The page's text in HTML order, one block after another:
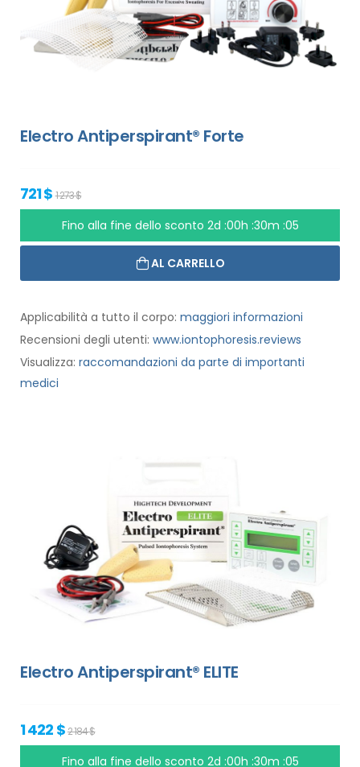
Electro Antiperspirant® Forte
721 $1 273 $
Fino alla fine dello sconto 2d :00h :30m :05
AL CARRELLO
Applicabilità a tutto il corpo: maggiori informazioni
Recensioni degli utenti: www.iontophoresis.reviews
Visualizza: raccomandazioni da parte di importanti
medici
Electro Antiperspirant® ELITE
1 422 $2 184 $
Fino alla fine dello sconto 2d :00h :30m :05